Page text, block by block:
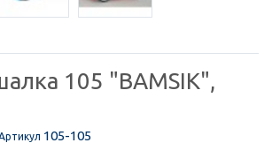
105 "BAMSIK",
105-105